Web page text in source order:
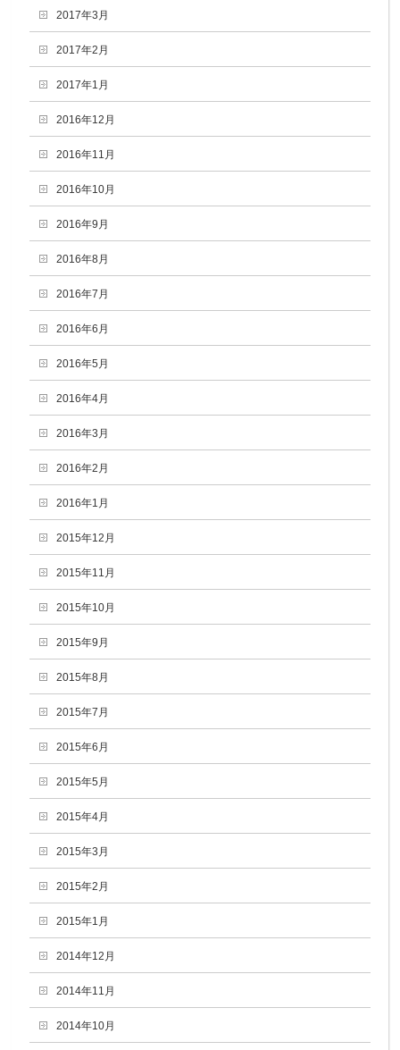
2017年3月
2017年2月
2017年1月
2016年12月
2016年11月
2016年10月
2016年9月
2016年8月
2016年7月
2016年6月
2016年5月
2016年4月
2016年3月
2016年2月
2016年1月
2015年12月
2015年11月
2015年10月
2015年9月
2015年8月
2015年7月
2015年6月
2015年5月
2015年4月
2015年3月
2015年2月
2015年1月
2014年12月
2014年11月
2014年10月